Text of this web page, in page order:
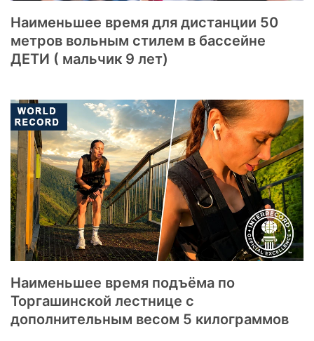
Наименьшее время для дистанции 50
метров вольным стилем в бассейне
ДЕТИ ( мальчик 9 лет)
Наименьшее время подъёма по
Торгашинской лестнице с
дополнительным весом 5 килограммов